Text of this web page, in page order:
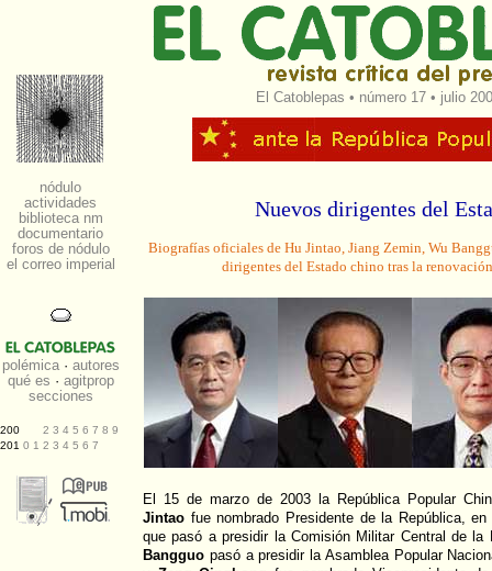
El Catoblepas • número 17 • julio
Nuevos dirigentes del
Biografías oficiales de Hu Jintao, Jiang Zemin, Wu
dirigentes del Estado chino tras la
El 15 de marzo de 2003 la República Popular
Jintao fue nombrado Presidente de la República,
que pasó a presidir la Comisión Militar Central de la
Bangguo pasó a presidir la Asamblea Popular